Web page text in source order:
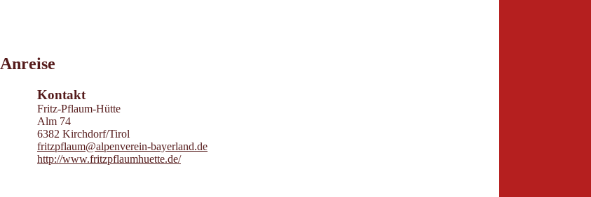
Anreise
Leaflet ©
OpenStreetMap contributors 2026
Kontakt
Fritz-Pflaum-Hütte
Alm 74
6382 Kirchdorf/Tirol
fritzpflaum@alpenverein-bayerland.de
http://www.fritzpflaumhuette.de/